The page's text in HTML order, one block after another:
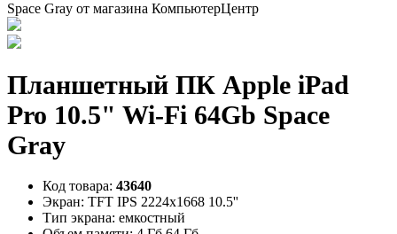
Планшетный ПК Apple iPad
Pro 10.5" Wi-Fi 64Gb Space
Gray
Код товара: 43640
Экран: TFT IPS 2224x1668 10.5''
Тип экрана: емкостный